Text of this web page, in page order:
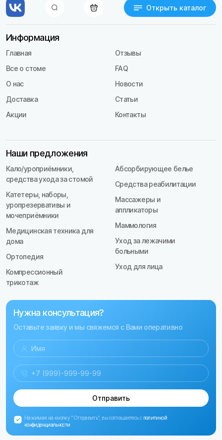
Открыть каталог
Информация
Главная
Все о стоме
О нас
Доставка
Акции
Отзывы
FAQ
Новости
Статьи
Контакты
Наши предложения
Кало/уроприёмники,
средства ухода за стомой
Катетеры, наборы,
уропрезервативы и
мочеприёмники
Медицинская техника для
дома
Ортопедия
Компрессионный
трикотаж
Абсорбирующее белье
Средства реабилитации
Массажеры и
аппликаторы
Маммология
Уход за лежачими
больными
Уход для лица
Нужна консультация?
Оставьте заявку и мы свяжемся с Вами оперативно
Отправить
Нажимая на кнопку "Отправить", вы соглашаетесь с политикой
конфиденциальности